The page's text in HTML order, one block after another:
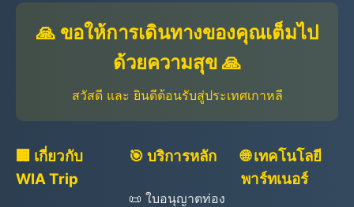
🙏 ขอให้การเดินทางของคุณเต็มไป
ด้วยความสุข 🙏
สวัสดี และ ยินดีต้อนรับสู่ประเทศเกาหลี
🏢 เกี่ยวกับ
WIA Trip
🎯 บริการหลัก
📜 ใบอนุญาตท่อง
🌐 เทคโนโลยี
พาร์ทเนอร์